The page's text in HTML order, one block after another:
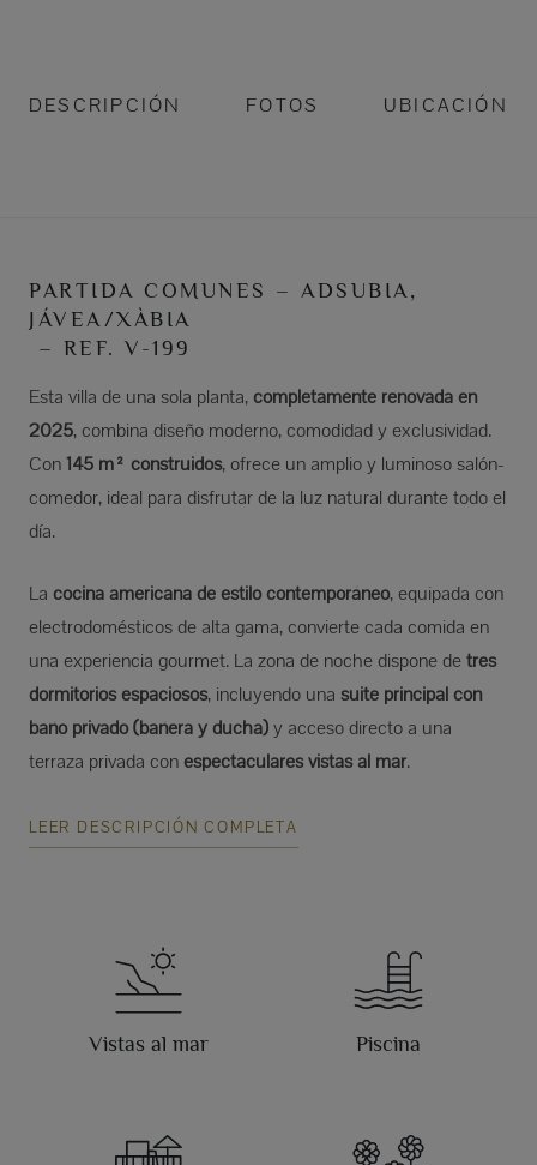
DESCRIPCIÓN FOTOS UBICACIÓN
PARTIDA COMUNES – ADSUBIA,
JÁVEA/XÀBIA
– REF. V-199
Esta villa de una sola planta,completamente renovada en
2025, combina diseño moderno, comodidad y exclusividad.
Con145 m² construidos, ofrece un amplio y luminoso salón-
comedor, ideal para disfrutar de la luz natural durante todo el
día.
La cocina americana de estilo contemporáneo, equipada con
electrodomésticos de alta gama, convierte cada comida en
una experiencia gourmet. La zona de noche dispone detres
dormitorios espaciosos, incluyendo una suite principal con
baño privado (bañera y ducha)y acceso directo a una
terraza privada con espectaculares vistas al mar.
LEER DESCRIPCIÓN COMPLETA
Vistas al mar Piscina